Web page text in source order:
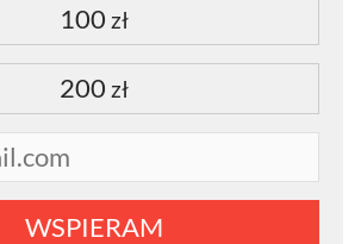
100 zł
200 zł
WSPIERAM